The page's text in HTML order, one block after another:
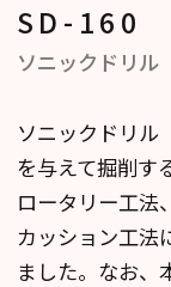
SD-160
ソニックドリル
ソニックドリル
を与えて掘削す
ロータリー工法
カッション工法
ました。なお、